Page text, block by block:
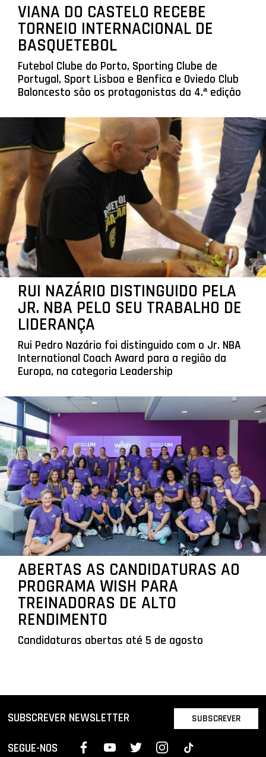
VIANA DO CASTELO RECEBE
TORNEIO INTERNACIONAL DE
BASQUETEBOL
Futebol Clube do Porto, Sporting Clube de
Portugal, Sport Lisboa e Benfica e Oviedo Club
Baloncesto são os protagonistas da 4.ª edição
RUI NAZÁRIO DISTINGUIDO PELA
JR. NBA PELO SEU TRABALHO DE
LIDERANÇA
Rui Pedro Nazário foi distinguido com o Jr. NBA
International Coach Award para a região da
Europa, na categoria Leadership
ABERTAS AS CANDIDATURAS AO
PROGRAMA WISH PARA
TREINADORAS DE ALTO
RENDIMENTO
Candidaturas abertas até 5 de agosto
SUBSCREVER NEWSLETTER SUBSCREVER
SEGUE-NOS